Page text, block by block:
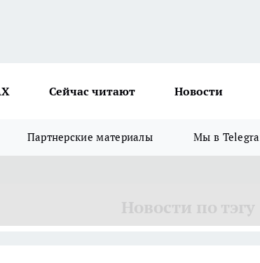
Сейчас читают Новости
Партнерские материалы Мы в